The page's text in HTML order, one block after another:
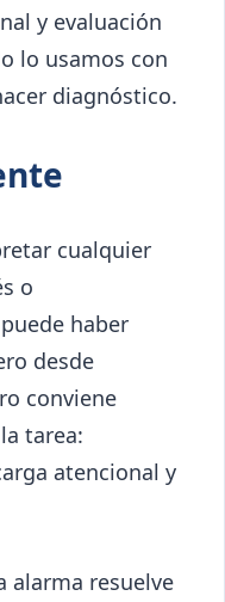
y evaluación
lo usamos con
diagnóstico.
cualquier
o
haber
desde
conviene
tarea:
atencional y
alarma resuelve